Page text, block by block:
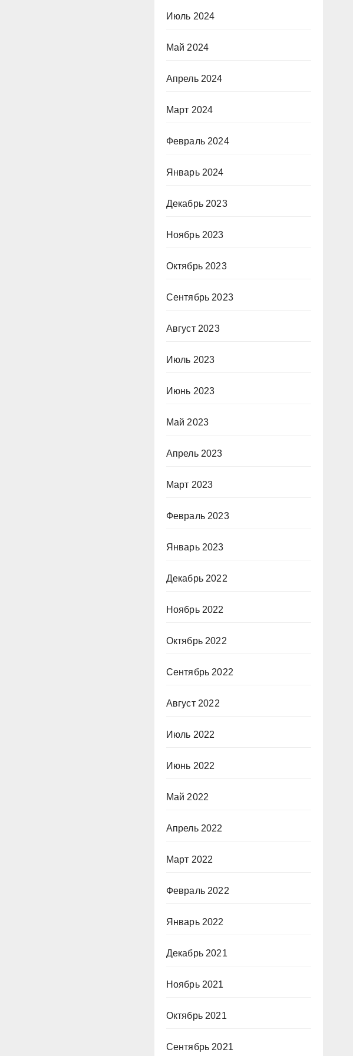
Июль 2024
Май 2024
Апрель 2024
Март 2024
Февраль 2024
Январь 2024
Декабрь 2023
Ноябрь 2023
Октябрь 2023
Сентябрь 2023
Август 2023
Июль 2023
Июнь 2023
Май 2023
Апрель 2023
Март 2023
Февраль 2023
Январь 2023
Декабрь 2022
Ноябрь 2022
Октябрь 2022
Сентябрь 2022
Август 2022
Июль 2022
Июнь 2022
Май 2022
Апрель 2022
Март 2022
Февраль 2022
Январь 2022
Декабрь 2021
Ноябрь 2021
Октябрь 2021
Сентябрь 2021